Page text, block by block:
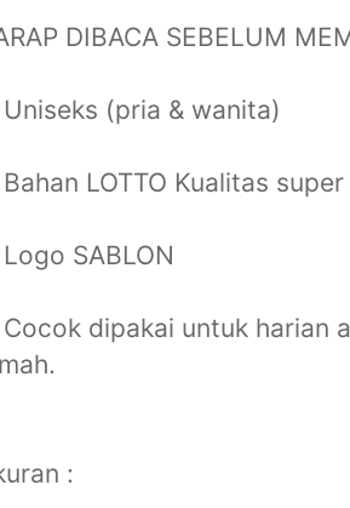
DIBACA SEBELUM
Uniseks (pria & wanita)
Bahan LOTTO Kualitas super
Logo SABLON
Cocok dipakai untuk harian
: